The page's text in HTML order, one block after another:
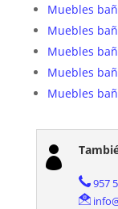
Muebles
Muebles
Muebles
Muebles
Muebles

957